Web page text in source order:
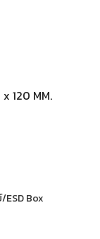
120 MM.
Box